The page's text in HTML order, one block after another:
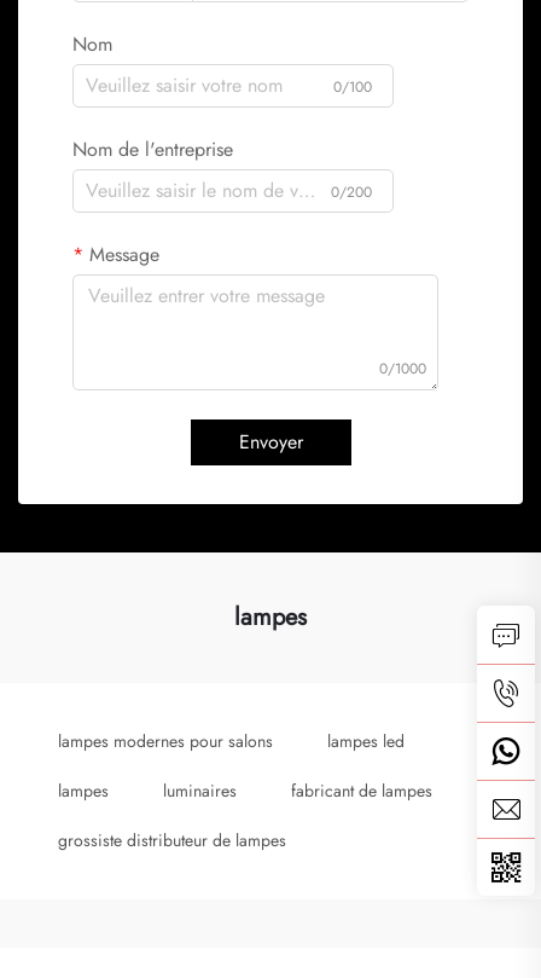
Nom
0/100
Nom de l'entreprise
0/200
Message
0/1000
Envoyer
lampes
lampes modernes pour salons lampes led
lampes luminaires fabricant de lampes
grossiste distributeur de lampes